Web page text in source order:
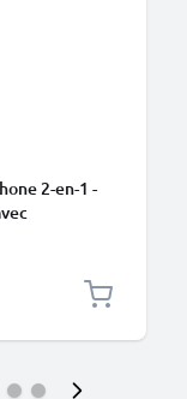
2-en-1 -
et autres –